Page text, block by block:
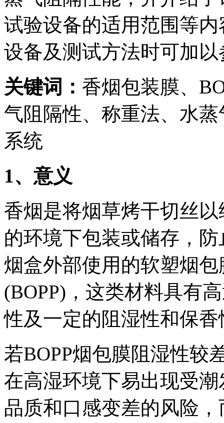
试验设备的适用范围等
设备及测试方法时可加以
关键词： 香烟包装膜、
气阻隔性、称重法、水
系统
1、意义
香烟是将烟草烤干切丝
的环境下包装或储存，
烟盒外部使用的软塑烟
(BOPP)，这类材料具有
性及一定的阻湿性和保
若BOPP烟包膜阻湿性较
在高湿环境下易出现受
品质和口感变差的风险